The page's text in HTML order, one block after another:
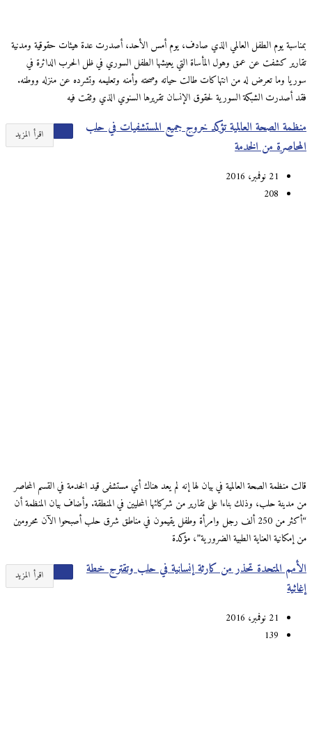
بمناسبة يوم الطفل العالمي الذي صادف، يوم أمس الأحد، أصدرت عدة هيئات حقوقية ومدنية
تقارير كشفت عن عمق وهول المأساة التي يعيشها الطفل السوري في ظل الحرب الدائرة في
سوريا وما تعرض له من انتهاكات طالت حياته وصحته وأمنه وتعليمه وتشرده عن منزله ووطنه.
فقد أصدرت الشبكة السورية لحقوق الإنسان تقريرها السنوي الذي وثقت فيه
اقرأ المزيد
منظمة الصحة العالمية تؤكد خروج جميع المستشفيات في حلب
المحاصرة من الخدمة
21 نوفمبر، 2016
208
قالت منظمة الصحة العالمية في بيان لها إنه لم يعد هناك أي مستشفى قيد الخدمة في القسم المحاصر
من مدينة حلب، وذلك بناءا على تقارير من شركائها المحليين في المنطقة. وأضاف بيان المنظمة أن
“أكثر من 250 ألف رجل وامرأة وطفل يقيمون في مناطق شرق حلب أصبحوا الآن محرومين
من إمكانية العناية الطبية الضرورية”، مؤكدة
اقرأ المزيد
الأمم المتحدة تحذر من كارثة إنسانية في حلب وتقترح خطة
إغاثية
21 نوفمبر، 2016
139